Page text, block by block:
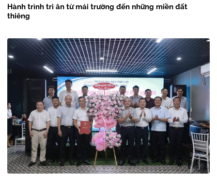
Hành trình tri ân từ mái trường đến những miền đất
thiêng